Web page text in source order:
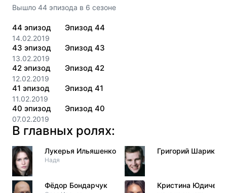
Вышло 44 эпизода в 6 сезоне
44 эпизод
14.02.2019
Эпизод 44
43 эпизод
13.02.2019
Эпизод 43
42 эпизод
12.02.2019
Эпизод 42
41 эпизод
11.02.2019
Эпизод 41
40 эпизод
07.02.2019
Эпизод 40
В главных ролях:
Лукерья Ильяшенко
Надя
Фёдор Бондарчук
Григорий Шариков
Кристина Юдичева